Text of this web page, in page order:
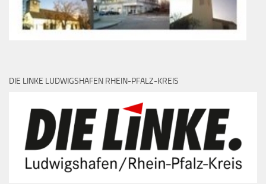
DIE LINKE LUDWIGSHAFEN RHEIN-PFALZ-KREIS